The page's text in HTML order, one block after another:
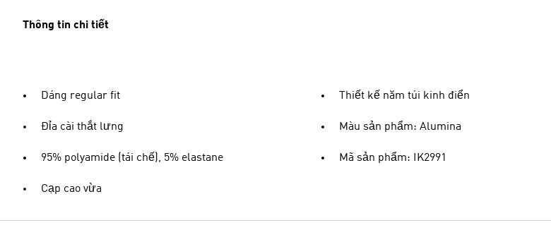
Thông tin chi tiết
Dáng regular fit
Đỉa cài thắt lưng
95% polyamide (tái chế), 5% elastane
Cạp cao vừa
Thiết kế năm túi kinh điển
Màu sản phẩm: Alumina
Mã sản phẩm: IK2991